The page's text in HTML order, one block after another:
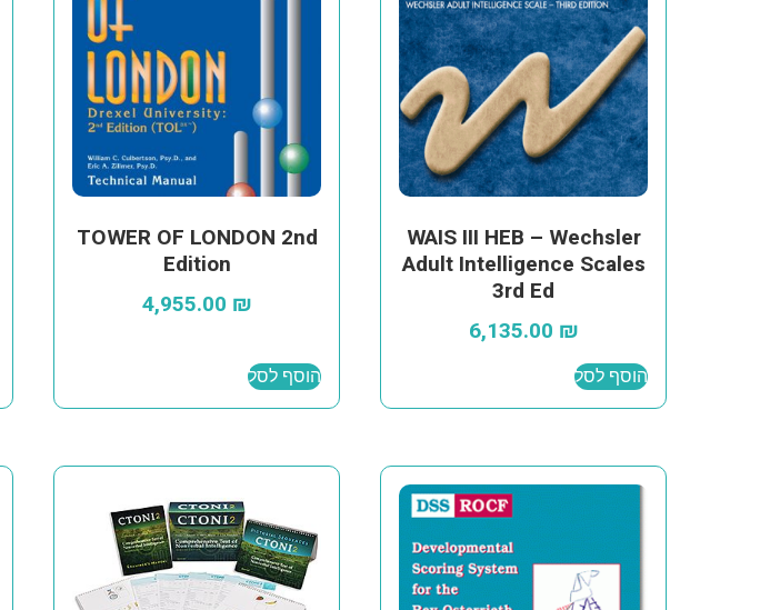
WAIS III HEB – Wechsler
Adult Intelligence Scales
3rd Ed
6,135.00 ₪
הוסף לסל
TOWER OF LONDON 2nd
Edition
4,955.00 ₪
הוסף לסל